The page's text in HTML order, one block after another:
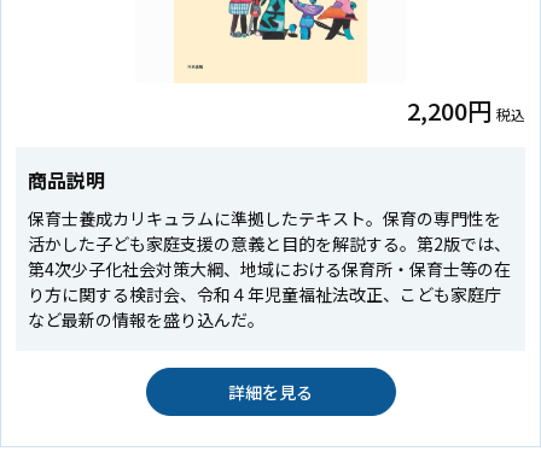
2,200円 税込
商品説明
保育士養成カリキュラムに準拠したテキスト。保育の専門性を
活かした子ども家庭支援の意義と目的を解説する。第2版では、
第4次少子化社会対策大綱、地域における保育所・保育士等の在
り方に関する検討会、令和４年児童福祉法改正、こども家庭庁
など最新の情報を盛り込んだ。
詳細を見る